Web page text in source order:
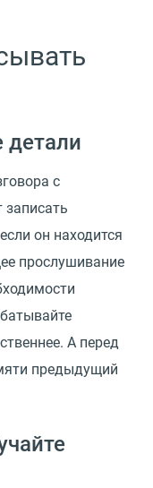
детали
с
записать
он находится
прослушивание
А перед
предыдущий